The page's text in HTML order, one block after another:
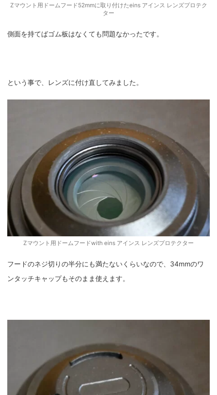
Zマウント用ドームフード52mmに取り付けたeins アインス レンズプロテク
ター
側面を持てばゴム板はなくても問題なかったです。
という事で、レンズに付け直してみました。
Zマウント用ドームフードwith eins アインス レンズプロテクター
フードのネジ切りの半分にも満たないくらいなので、34mmのワ
ンタッチキャップもそのまま使えます。